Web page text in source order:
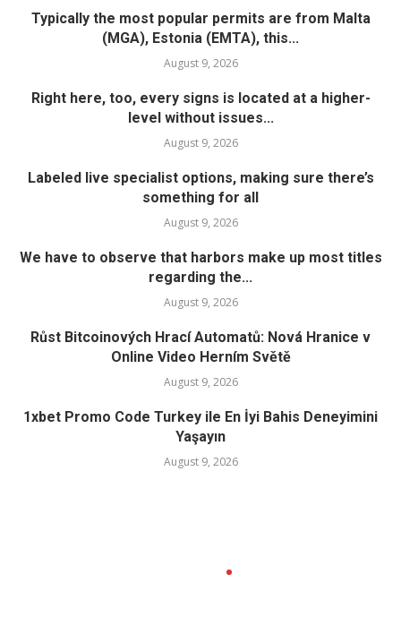
Typically the most popular permits are from Malta
(MGA), Estonia (EMTA), this...
August 9, 2026
Right here, too, every signs is located at a higher-
level without issues...
August 9, 2026
Labeled live specialist options, making sure there’s
something for all
August 9, 2026
We have to observe that harbors make up most titles
regarding the...
August 9, 2026
Růst Bitcoinových Hrací Automatů: Nová Hranice v
Online Video Herním Světě
August 9, 2026
1xbet Promo Code Turkey ile En İyi Bahis Deneyimini
Yaşayın
August 9, 2026